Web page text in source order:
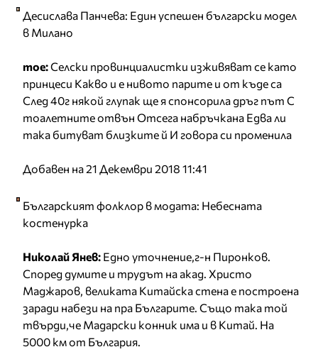
Десислава Панчева: Един успешен български модел
в Милано
moe:Селски провинциалистки изживяват се като
принцеси Какво и е нивото парите и от къде са
След 40г някой глупак ще я спонсорила дръг път С
тоалетните отвън Отсега набръчкана Едва ли
така битуват близките й И говора си променила
Добавен на 21 Декември 2018 11:41
Българският фолклор в модата: Небесната
костенурка
Николай Янев: Едно уточнение,г-н Пиронков.
Според думите и трудът на акад. Христо
Маджаров, великата Китайска стена е построена
заради набези на пра Българите. Също така той
твърди,че Мадарски конник има и в Китай. На
5000 км от България.